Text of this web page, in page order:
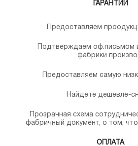
ГАРАНТИИ
Предоставляем
Подтверждаем оф.письмом
фабрики
Предоставляем самую
Найдете дешевле-
Прозрачная схема
фабричный документ, о том,
ОПЛАТА